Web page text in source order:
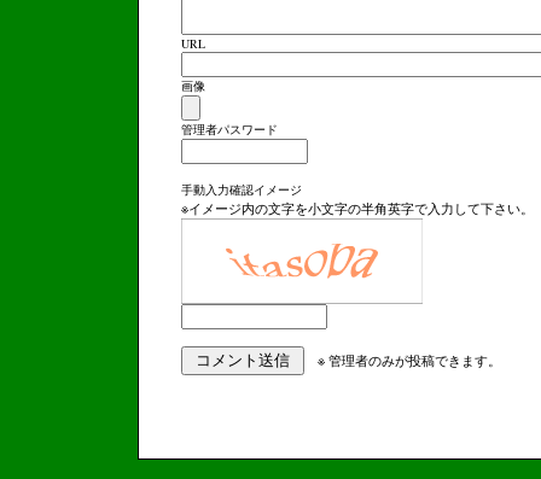
URL
画像
管理者パスワード
手動入力確認イメージ
※イメージ内の文字を小文字の半角英字で入力して下さい。
※ 管理者のみが投稿できます。